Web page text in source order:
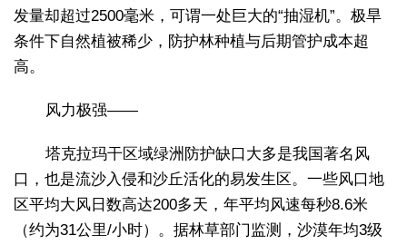
发量却超过2500毫米，可谓一处巨大的“抽湿机”。极旱
条件下自然植被稀少，防护林种植与后期管护成本超
高。
风力极强——
塔克拉玛干区域绿洲防护缺口大多是我国著名风
口，也是流沙入侵和沙丘活化的易发生区。一些风口地
区平均大风日数高达200多天，年平均风速每秒8.6米
（约为31公里/小时）。据林草部门监测，沙漠年均3级